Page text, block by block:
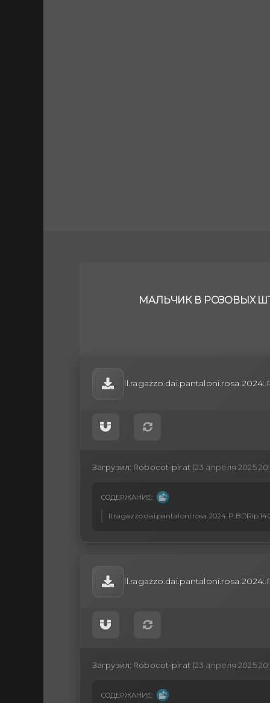
МАЛЬЧИК В РОЗОВЫХ
Загрузил: Robocot-pirat (23 апреля 2025
СОДЕРЖАНИЕ:
Загрузил: Robocot-pirat (23 апреля 2025
СОДЕРЖАНИЕ: